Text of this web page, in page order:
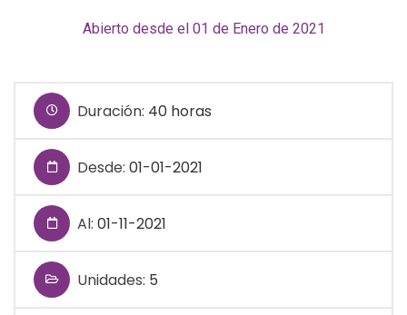
Abierto desde el 01 de Enero de 2021
Duración: 40 horas
Desde: 01-01-2021
Al: 01-11-2021
Unidades: 5